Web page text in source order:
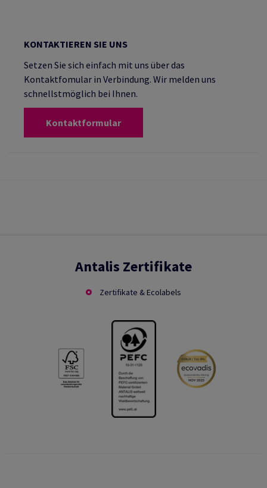
KONTAKTIEREN SIE UNS
Setzen Sie sich einfach mit uns über das
Kontaktfomular in Verbindung. Wir melden uns
schnellstmöglich bei Ihnen.
Kontaktformular
Antalis Zertifikate
Zertifikate & Ecolabels